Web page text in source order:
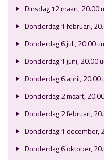
Dinsdag 12 maart, 20.00
Donderdag 1 februari,
Donderdag 6 juli, 20.00
Donderdag 1 juni, 20.00
Donderdag 6 april, 20.00
Donderdag 2 maart,
Donderdag 2 februari,
Donderdag 1 december,
Donderdag 6 oktober,